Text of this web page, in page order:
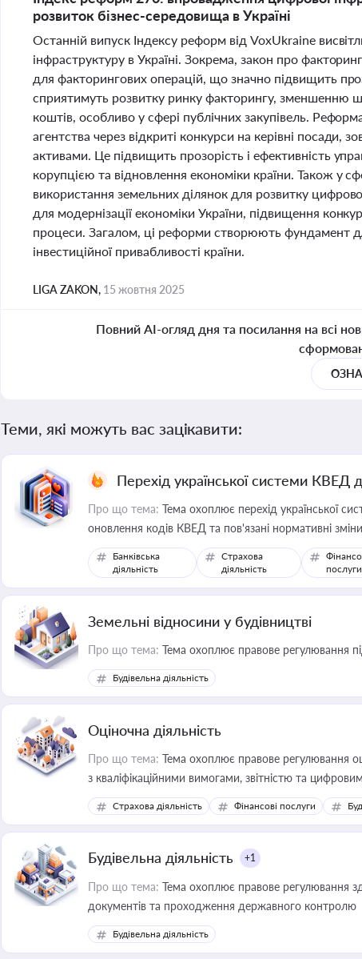
розвиток бізнес-середовища в Україні
Останній випуск Індексу реформ від VoxUkraine
інфраструктуру в Україні. Зокрема, закон про
для факторингових операцій, що значно підвищить
сприятимуть розвитку ринку факторингу, зменшенню
коштів, особливо у сфері публічних закупівель.
агентства через відкриті конкурси на керівні посади,
активами. Це підвищить прозорість і ефективність
корупцією та відновлення економіки країни. Також у
використання земельних ділянок для розвитку
для модернізації економіки України, підвищення
процеси. Загалом, ці реформи створюють фундамент
інвестиційної привабливості країни.
LIGA ZAKON, 15 жовтня 2025
Повний AI-огляд дня та посилання на всі
Теми, які можуть вас зацікавити:
Перехід української системи КВЕД
Про що тема: Тема охоплює перехід української
оновлення кодів КВЕД та пов'язані нормативні зміни
Банківська
діяльність
Страхова
діяльність
послуги
Земельні відносини у будівництві
Про що тема: Тема охоплює правове регулювання
Будівельна діяльність
Оціночна діяльність
Про що тема: Тема охоплює правове регулювання
з кваліфікаційними вимогами, звітністю та
медійних змін у цій сфері корисне для власника
приватизації, оренди державного майна,
Страхова діяльність Фінансові послуги
Будівельна діяльність +1
Про що тема: Тема охоплює правове регулювання
документів та проходження державного контролю
Будівельна діяльність